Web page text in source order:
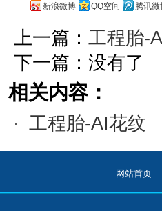
新浪微博 QQ空间 腾讯微
上一篇： 工程胎-
下一篇：没有了
相关内容：
工程胎-AI花纹
网站首页